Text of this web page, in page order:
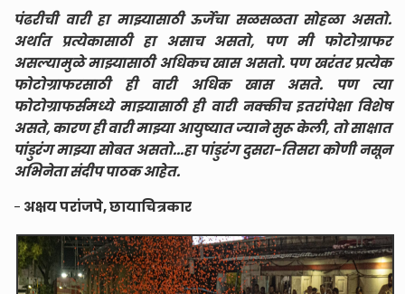
पंढरीची वारी हा माझ्यासाठी ऊर्जेचा सळसळता सोहळा असतो.
अर्थात प्रत्येकासाठी हा असाच असतो, पण मी फोटोग्राफर
असल्यामुळे माझ्यासाठी अधिकच खास असतो. पण खरंतर प्रत्येक
फोटोग्राफरसाठी ही वारी अधिक खास असते. पण त्या
फोटोग्राफर्समध्ये माझ्यासाठी ही वारी नक्कीच इतरांपेक्षा विशेष
असते, कारण ही वारी माझ्या आयुष्यात ज्याने सुरू केली, तो साक्षात
पांडुरंग माझ्या सोबत असतो...हा पांडुरंग दुसरा-तिसरा कोणी नसून
अभिनेता संदीप पाठक आहेत.
- अक्षय परांजपे, छायाचित्रकार